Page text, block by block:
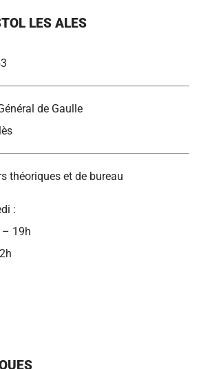
LES ALES
de Gaulle
théoriques et de bureau
:
19h